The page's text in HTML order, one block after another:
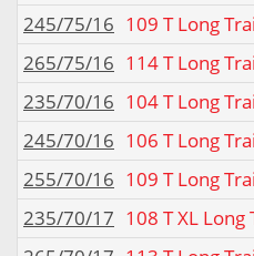
245/75/16 109 T Long
265/75/16 114 T Long
235/70/16 104 T Long
245/70/16 106 T Long
255/70/16 109 T Long
235/70/17 108 T XL Long